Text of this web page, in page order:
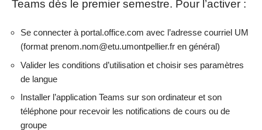
Teams dès le premier semestre. Pour l’activer :
Se connecter à portal.office.com avec l’adresse courriel UM
(format prenom.nom@etu.umontpellier.fr en général)
Valider les conditions d’utilisation et choisir ses paramètres
de langue
Installer l’application Teams sur son ordinateur et son
téléphone pour recevoir les notifications de cours ou de
groupe